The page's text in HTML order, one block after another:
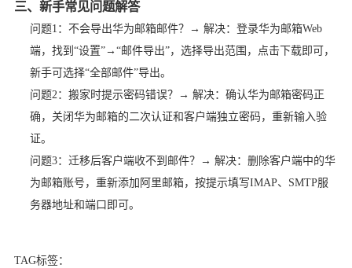
三、新手常见问题解答
问题1：不会导出华为邮箱邮件？→ 解决：登录华为邮箱Web
端，找到“设置”→“邮件导出”，选择导出范围，点击下载即可，
新手可选择“全部邮件”导出。
问题2：搬家时提示密码错误？→ 解决：确认华为邮箱密码正
确，关闭华为邮箱的二次认证和客户端独立密码，重新输入验
证。
问题3：迁移后客户端收不到邮件？→ 解决：删除客户端中的华
为邮箱账号，重新添加阿里邮箱，按提示填写IMAP、SMTP服
务器地址和端口即可。
TAG标签：